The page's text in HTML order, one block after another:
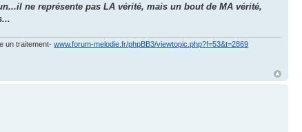
ne représente pas LA vérité, mais un bout de MA vérité,
un traitement-www.forum-melodie.fr/phpBB3/viewtopic.php?f=53&t=2869